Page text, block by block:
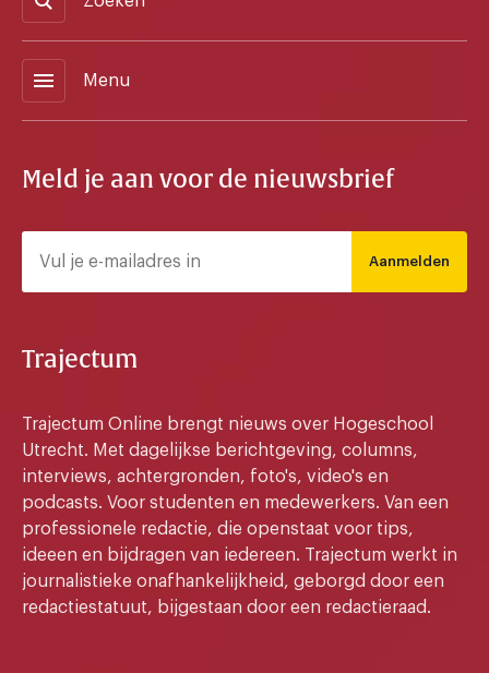
menu Menu
Meld je aan voor de nieuwsbrief
Aanmelden
Trajectum
Trajectum Online brengt nieuws over Hogeschool
Utrecht. Met dagelijkse berichtgeving, columns,
interviews, achtergronden, foto's, video's en
podcasts. Voor studenten en medewerkers. Van een
professionele redactie, die openstaat voor tips,
ideeen en bijdragen van iedereen. Trajectum werkt in
journalistieke onafhankelijkheid, geborgd door een
redactiestatuut, bijgestaan door een redactieraad.